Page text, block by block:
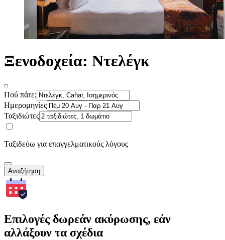
Ξενοδοχεία: Ντελέγκ
Πού πάτε;
Ημερομηνίες
Ταξιδιώτες
Ταξιδεύω για επαγγελματικούς λόγους
Αναζήτηση
Επιλογές δωρεάν ακύρωσης, εάν
αλλάξουν τα σχέδια